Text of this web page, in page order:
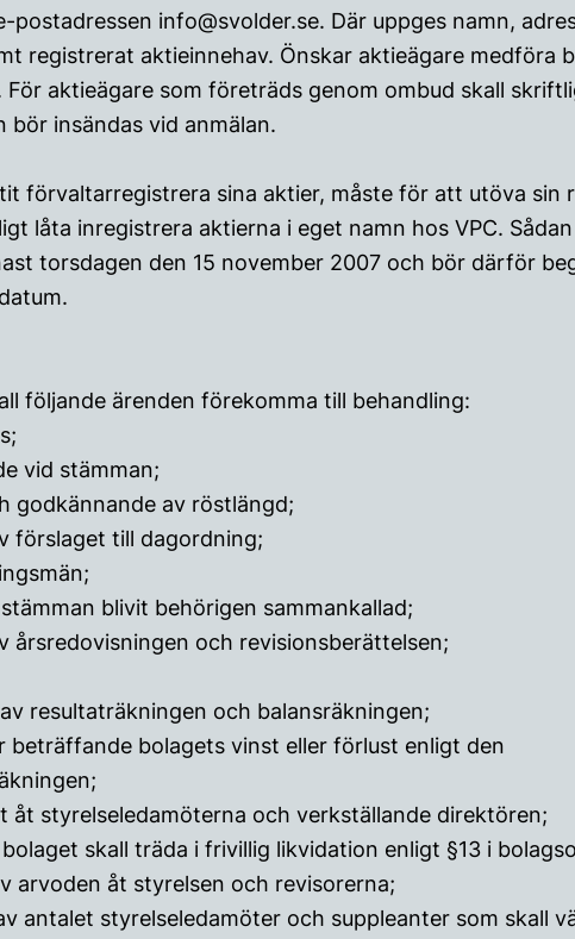
postadressen info@svolder.se. Där uppges namn,
registrerat aktieinnehav. Önskar aktieägare medföra
För aktieägare som företräds genom ombud skall
bör insändas vid anmälan.
förvaltarregistrera sina aktier, måste för att utöva sin
låta inregistrera aktierna i eget namn hos VPC.
torsdagen den 15 november 2007 och bör därför
följande ärenden förekomma till behandling:
vid stämman;
godkännande av röstlängd;
förslaget till dagordning;
blivit behörigen sammankallad;
årsredovisningen och revisionsberättelsen;
resultaträkningen och balansräkningen;
beträffande bolagets vinst eller förlust enligt den
åt styrelseledamöterna och verkställande direktören;
skall träda i frivillig likvidation enligt §13 i
arvoden åt styrelsen och revisorerna;
antalet styrelseledamöter och suppleanter som skall